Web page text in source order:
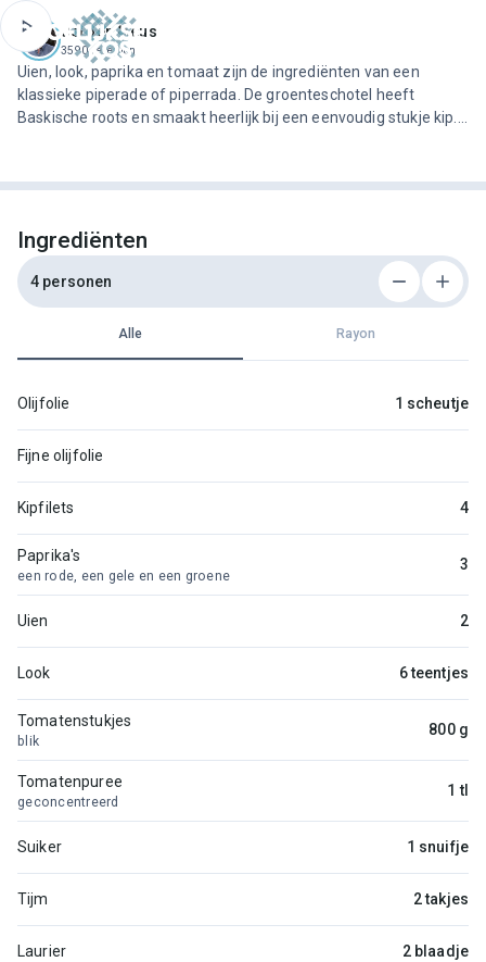
Jeroen Meus
3590 recepten
Uien, look, paprika en tomaat zijn de ingrediënten van een
klassieke piperade of piperrada. De groenteschotel heeft
Baskische roots en smaakt heerlijk bij een eenvoudig stukje kip.
Ingrediënten
4 personen
Alle Rayon
Olijfolie 1 scheutje
Fijne olijfolie
Kipfilets 4
Paprika's
een rode, een gele en een groene
3
Uien 2
Look 6 teentjes
Tomatenstukjes
blik
800 g
Tomatenpuree
geconcentreerd
1 tl
Suiker 1 snuifje
Tijm 2 takjes
Laurier 2 blaadje